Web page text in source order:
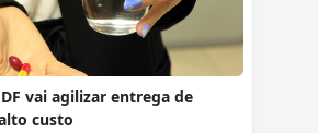
vai agilizar entrega de
custo